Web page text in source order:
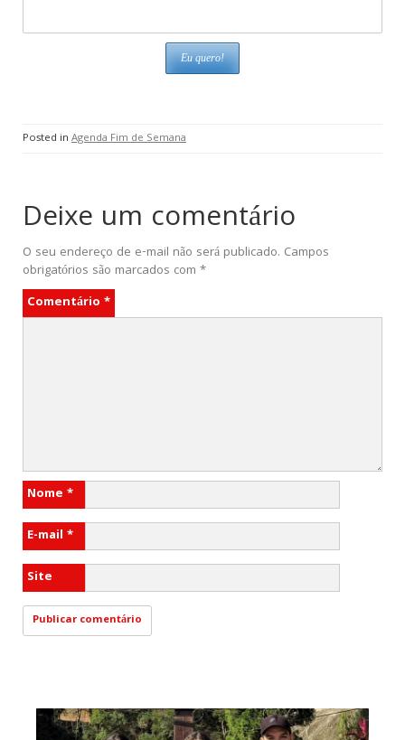
Posted in Agenda Fim de Semana
Deixe um comentário
O seu endereço de e-mail não será publicado. Campos
obrigatórios são marcados com *
Comentário *
Nome *
E-mail *
Site